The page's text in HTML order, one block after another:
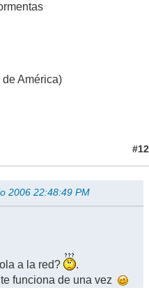
América)
#12
2006 22:48:49 PM
a la red?
.
funciona de una vez